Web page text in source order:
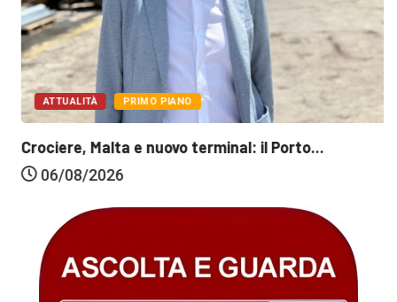
ATTUALITÀ PRIMO PIANO
Crociere, Malta e nuovo terminal: il Porto...
06/08/2026